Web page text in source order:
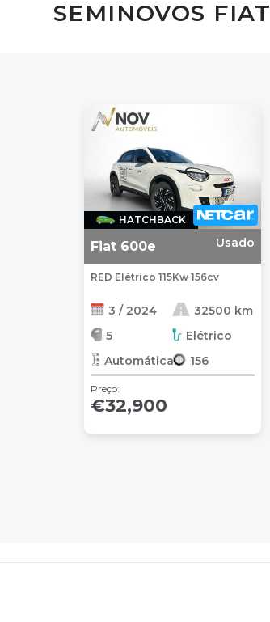
SEMINOVOS FIAT
HATCHBACK
Fiat 600e Usado
RED Elétrico 115Kw 156cv
3 / 2024
5
Automática
32500 km
Elétrico
156
Preço:
€32,900